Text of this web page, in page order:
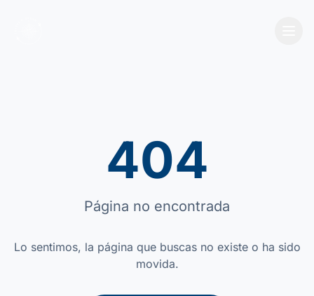
404
Página no encontrada
Lo sentimos, la página que buscas no existe o ha sido
movida.